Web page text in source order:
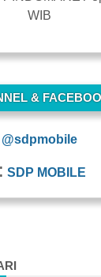
WIB
&
@sdpmobile
SDP MOBILE